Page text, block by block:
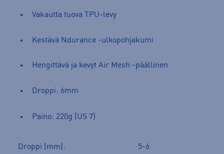
Vakautta tuova TPU-levy
Kestävä Ndurance -ulkopohjakumi
Hengittävä ja kevyt Air Mesh -päällinen
Droppi: 6mm
Paino: 220g (US 7)
Droppi (mm): 5-6